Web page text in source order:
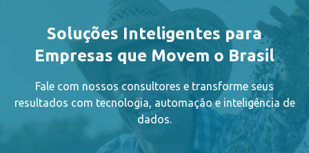
Soluções Inteligentes para
Empresas que Movem o Brasil
Fale com nossos consultores e transforme seus
resultados com tecnologia, automação e inteligência de
dados.